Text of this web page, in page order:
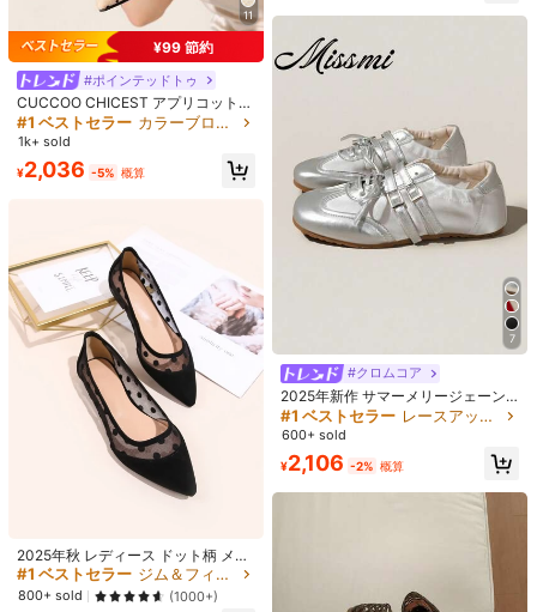
4.67 19 フォロワー
4
1足 韓国風 クリスタルPVCジェリー
サンダル スリッパ、ポインテッドト
ゥ ローヴァンプ フラットボトム ア
ウトドアカジュアルシューズ、イン
ソールデザイン付き
#1 ベストセラー
売り切れ間近！
#1 ベストセラー
売り切れ間近！
#1 ベストセラー
売り切れ間近！
#1 ベストセラー 尖頭 レディースフラットシューズ
400+ sold
1,072 -3%
Dazy
DAZY 2024年秋冬新作 ポインテッ
ドトゥフラットシューズ、スリッポ
売り切れ間近！
#1 ベストセラー パンク レディースフラットシューズ
売り切れ間近！
#1 ベストセラー パンク レディースフラットシューズ
売り切れ間近！
ンススニーカー レディース、秋、厚
底マリージェーンシューズ、フラッ
ト、マリージェーン
#1 ベストセラー
売り切れ間近！
売り切れ間近！
#1 ベストセラー コーヒーブラウン 女性用フラット
売り切れ間近！
2.1k+ sold (1000+)
2,508 -2% 概算
#ホリデー華やかアイテム
DAZY 2026年新作 レディース フラ
11
¥99 節約
#ポインテッドトゥ
CUCCOO CHICEST アプリコットカ
ラー ドット柄メッシュ セクシー エ
レガントフェアリースタイル 通気性
フラットレディースシューズ
#1 ベストセラー カラーブロック 女性用フラット
1k+ sold
¥2,036 -5% 概算
2025年秋 レディース ドット柄 メッ
シュ ポイントトゥ バレエフラット、
ファッショナブルな黒のダンスシュ
ーズ
#1 ベストセラー ジム＆フィットネス 女性用フラット
800+ sold (1000+)
7
#クロムコア
2025年新作 サマーメリージェーン
ソフトボトム 軽量 通気性のあるバレ
エフラット、パッチワークスポーツ
#1 ベストセラー レースアップ 女性用フラット
600+ sold
¥2,106 -2% 概算